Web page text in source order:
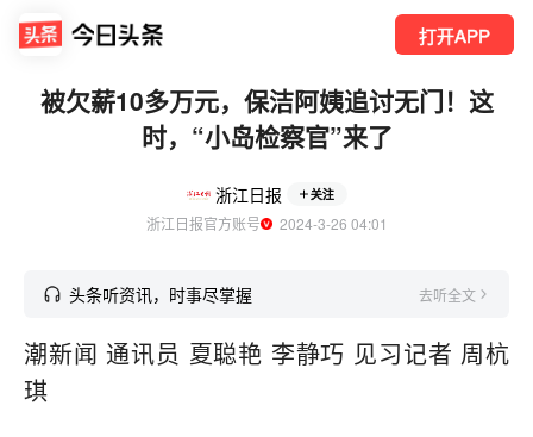
打开APP
被欠薪10多万元，保洁阿姨追讨无门！这
时，“小岛检察官”来了
浙江日报 关注
浙江日报官方账号
  2024-3-26 04:01
头条听资讯，时事尽掌握 去听全文
潮新闻 通讯员 夏聪艳 李静巧 见习记者 周杭
琪